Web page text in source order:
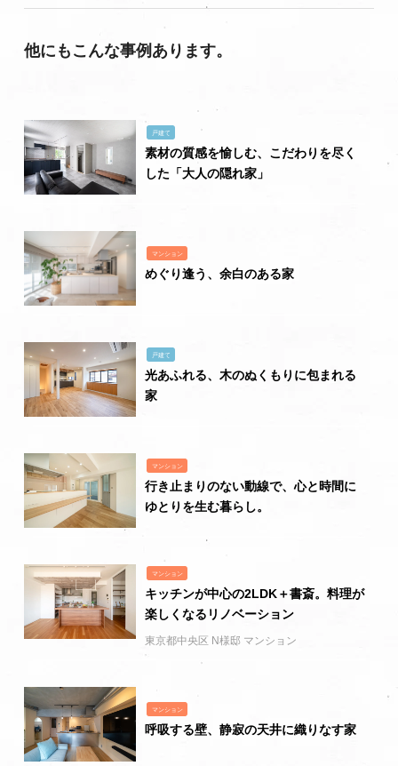
他にもこんな事例あります。
戸建て
素材の質感を愉しむ、こだわりを尽く
した「大人の隠れ家」
マンション
めぐり逢う、余白のある家
戸建て
光あふれる、木のぬくもりに包まれる
家
マンション
行き止まりのない動線で、心と時間に
ゆとりを生む暮らし。
マンション
キッチンが中心の2LDK＋書斎。料理が
楽しくなるリノベーション
東京都中央区 N様邸 マンション
マンション
呼吸する壁、静寂の天井に織りなす家